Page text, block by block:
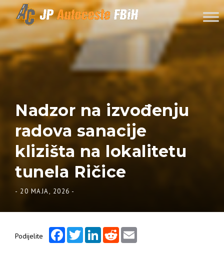
Skip to content
Nadzor na izvođenju
radova sanacije
klizišta na lokalitetu
tunela Ričice
- 20 MAJA, 2026 -
Podijelite
FacebookTwitterLinkedInReddit